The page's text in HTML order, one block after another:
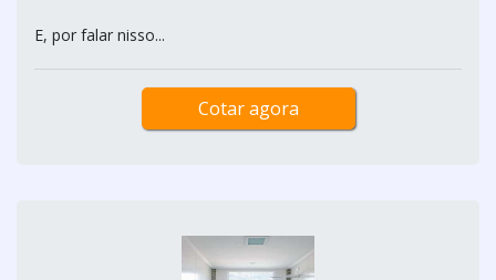
E, por falar nisso...
Cotar agora